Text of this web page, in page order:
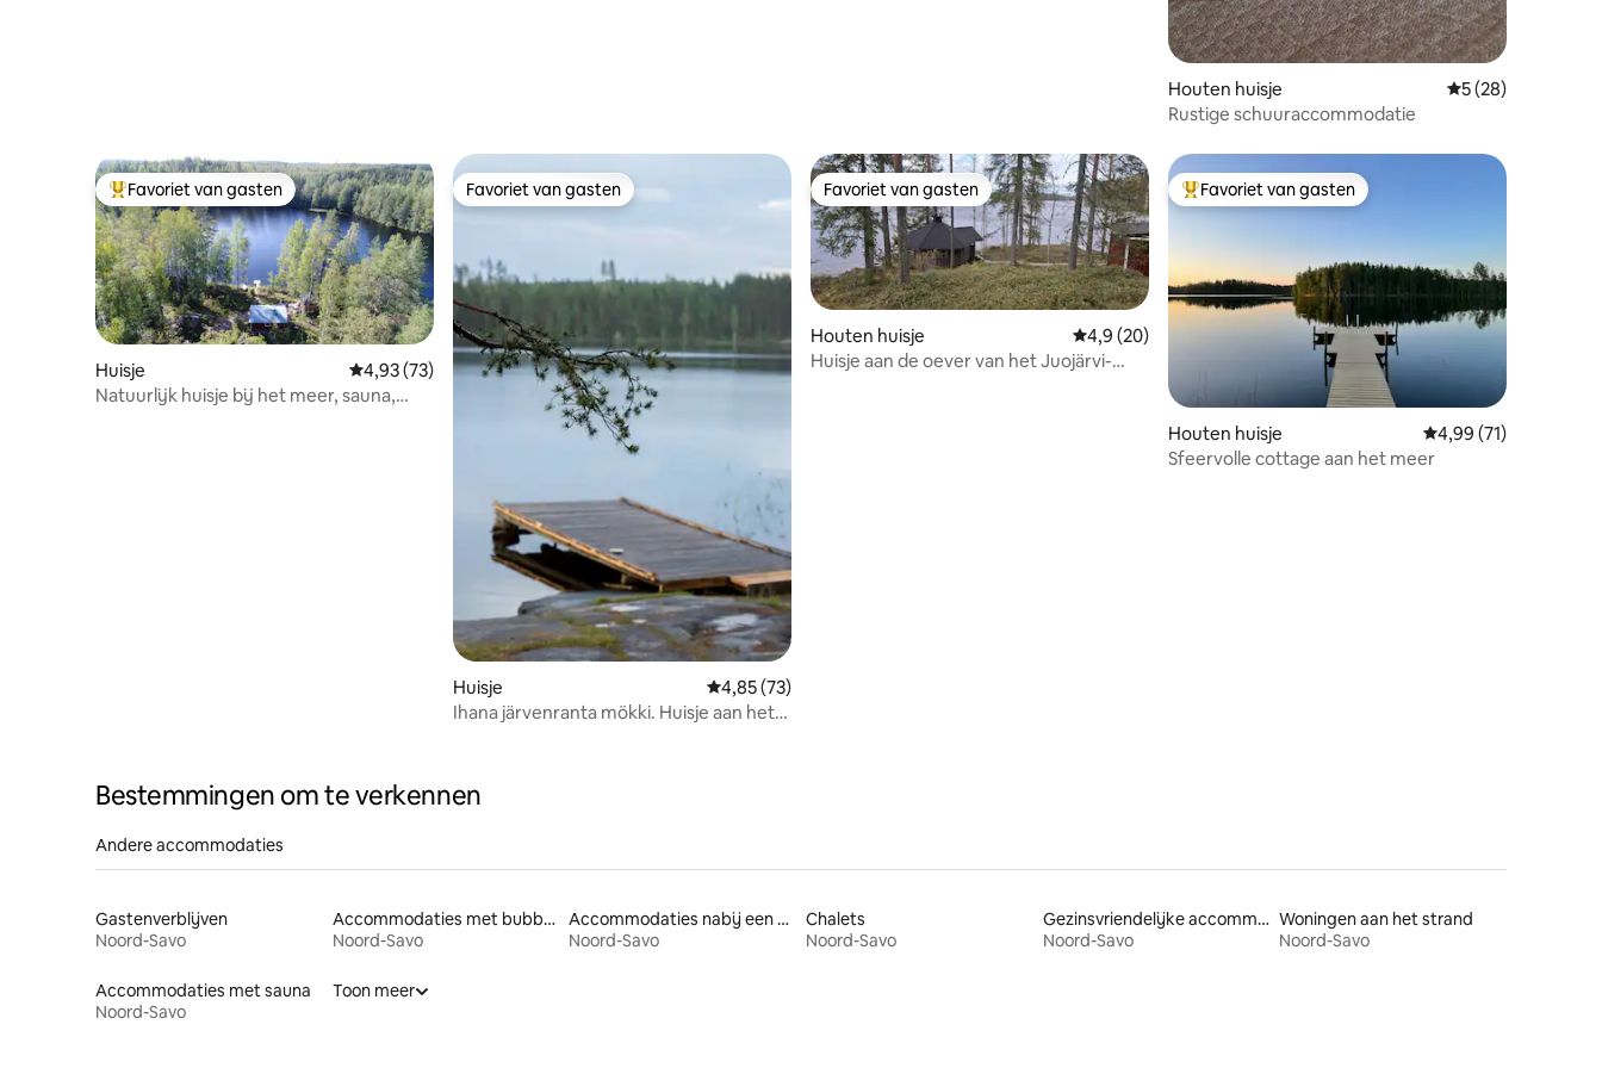
Houten huisje Gemiddelde
5 (28)
Rustige schuuraccommodatie
Topfavoriet van gasten
Favoriet van gasten
Huisje Gemiddelde beoordeling van 4,93 uit 5, 73 recensies
4,93 (73)
Natuurlijk huisje bij het meer, sauna,
Favoriet van gasten
Favoriet van gasten
Huisje Gemiddelde beoordeling van 4,85 uit 5, 73 recensies
4,85 (73)
Ihana järvenranta mökki. Huisje aan het
Favoriet van gasten
Favoriet van gasten
Houten huisje Gemiddelde beoordeling van 4,9 uit 5, 20 recensies
4,9 (20)
Huisje aan de oever van het Juojärvi-
Topfavoriet van gasten
Favoriet van gasten
Houten huisje Gemiddelde
4,99 (71)
Sfeervolle cottage aan het meer
Bestemmingen om te verkennen
Andere accommodaties
Gastenverblijven
Noord-Savo
Accommodaties met bubbelbad
Noord-Savo
Accommodaties nabij een strand
Noord-Savo
Chalets
Noord-Savo
Gezinsvriendelijke accommodaties
Noord-Savo
Woningen aan het strand
Noord-Savo
Accommodaties met sauna
Noord-Savo
Toon meer